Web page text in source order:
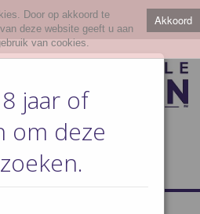
jaar of
om deze
Akkoord
Door op akkoord te
deze website geeft u aan
van cookies.